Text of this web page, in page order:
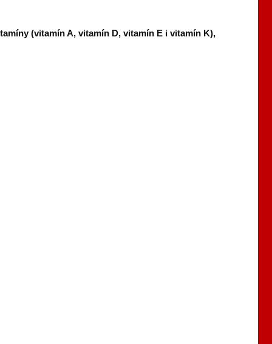
(vitamín A, vitamín D, vitamín E i vitamín K),